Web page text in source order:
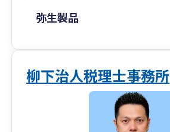
弥生製品
柳下治人税理士事務所